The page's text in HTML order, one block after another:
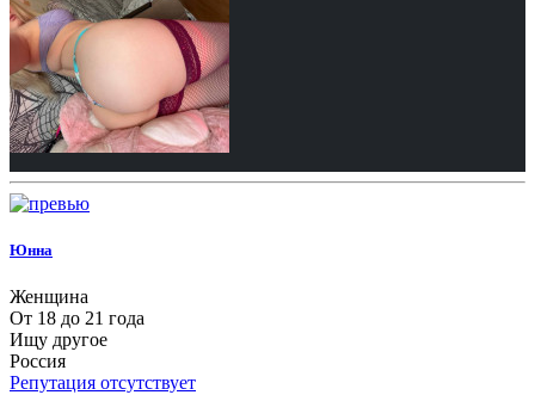
Юнна
Женщина
От 18 до 21 года
Ищу другое
Россия
Репутация отсутствует